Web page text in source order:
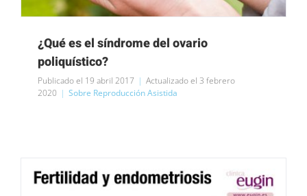
¿Qué es el síndrome del ovario
poliquístico?
Publicado el 19 abril 2017 | Actualizado el 3 febrero
2020 | Sobre Reproducción Asistida